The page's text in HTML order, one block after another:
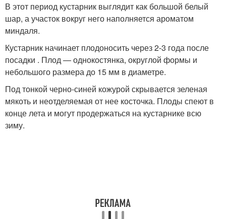
В этот период кустарник выглядит как большой белый
шар, а участок вокруг него наполняется ароматом
миндаля.
Кустарник начинает плодоносить через 2-3 года после
посадки . Плод — однокостянка, округлой формы и
небольшого размера до 15 мм в диаметре.
Под тонкой черно-синей кожурой скрывается зеленая
мякоть и неотделяемая от нее косточка. Плоды спеют в
конце лета и могут продержаться на кустарнике всю
зиму.